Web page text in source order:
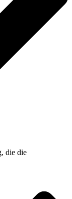
die die